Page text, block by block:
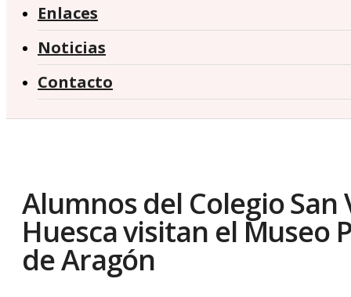
Enlaces
Noticias
Contacto
Alumnos del Colegio San
Huesca visitan el Museo
de Aragón